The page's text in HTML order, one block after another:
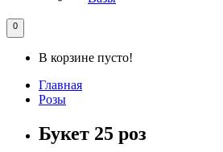
0
В корзине пусто!
Главная
Розы
Букет 25 роз